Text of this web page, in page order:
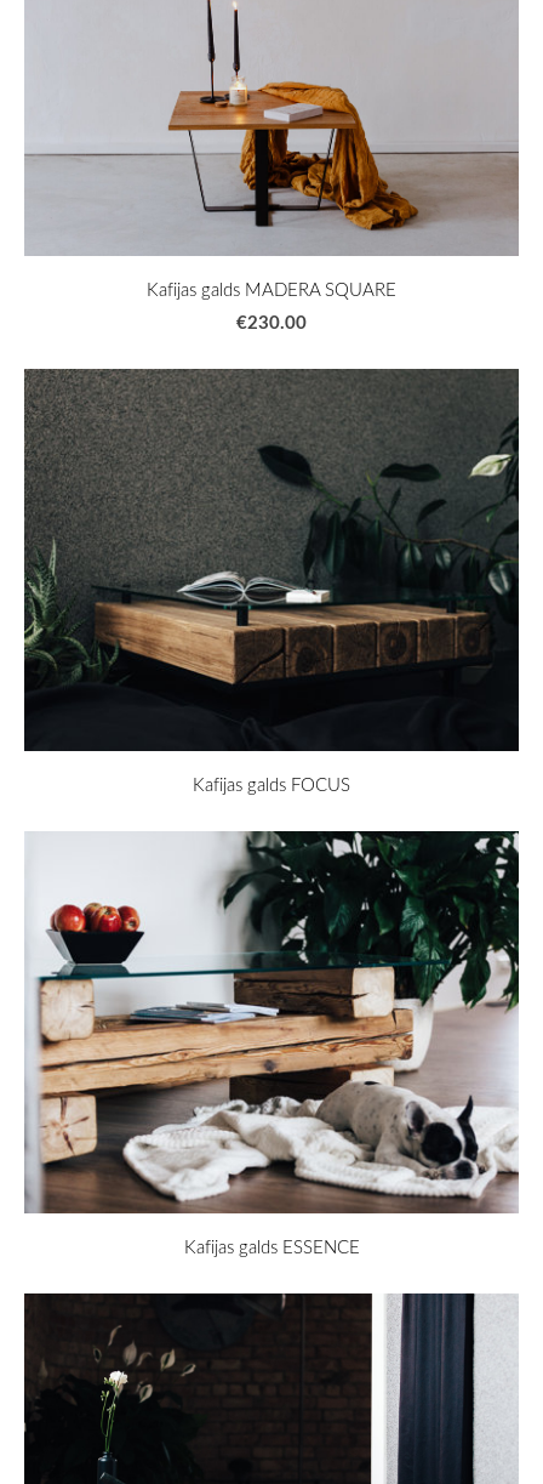
Kafijas galds MADERA SQUARE
€230.00
Kafijas galds FOCUS
Kafijas galds ESSENCE